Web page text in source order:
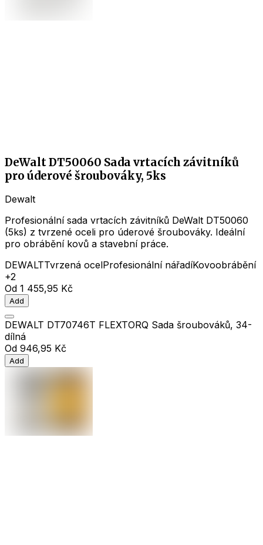
DeWalt DT50060 Sada vrtacích závitníků
pro úderové šroubováky, 5ks
Dewalt
Profesionální sada vrtacích závitníků DeWalt DT50060
(5ks) z tvrzené oceli pro úderové šroubováky. Ideální
pro obrábění kovů a stavební práce.
DEWALTTvrzená ocelProfesionální nářadíKovoobrábění
+2
Od 1 455,95 Kč
Add
DEWALT DT70746T FLEXTORQ Sada šroubováků, 34-
dílná
Od 946,95 Kč
Add